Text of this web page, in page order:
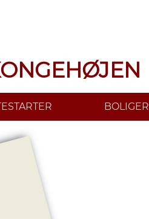
BOLIGER